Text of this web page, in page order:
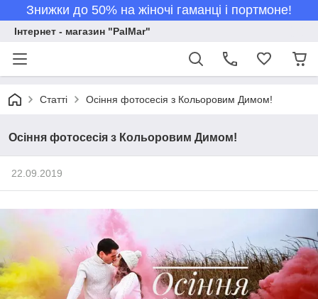
Знижки до 50% на жіночі гаманці і портмоне!
Інтернет - магазин "PalMar"
Статті Осіння фотосесія з Кольоровим Димом!
Осіння фотосесія з Кольоровим Димом!
22.09.2019